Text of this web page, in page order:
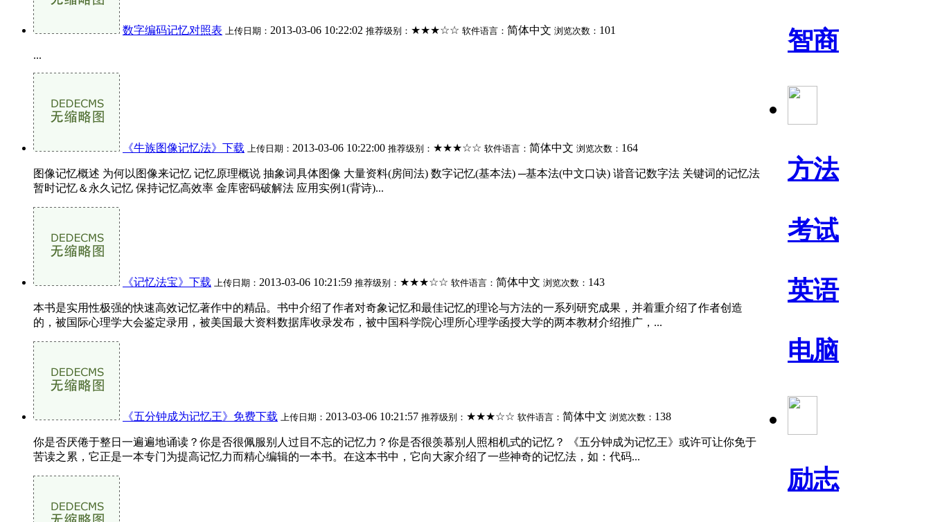
智商
方法
考试
英语
电脑
励志
数字编码记忆对照表 上传日期： 2013-03-06 10:22:02 推荐级别： ★★★☆☆ 软件语言： 简体中文 浏览次数： 101
...
《牛族图像记忆法》下载 上传日期： 2013-03-06 10:22:00 推荐级别： ★★★☆☆ 软件语言： 简体中文 浏览次数： 164
图像记忆概述 为何以图像来记忆 记忆原理概说 抽象词具体图像 大量资料(房间法) 数字记忆(基本法) ─基本法(中文口诀) 谐音记数字法 关键词的记忆法
暂时记忆＆永久记忆 保持记忆高效率 金库密码破解法 应用实例1(背诗)...
《记忆法宝》下载 上传日期： 2013-03-06 10:21:59 推荐级别： ★★★☆☆ 软件语言： 简体中文 浏览次数： 143
本书是实用性极强的快速高效记忆著作中的精品。书中介绍了作者对奇象记忆和最佳记忆的理论与方法的一系列研究成果，并着重介绍了作者创造
的，被国际心理学大会鉴定录用，被美国最大资料数据库收录发布，被中国科学院心理所心理学函授大学的两本教材介绍推广，...
《五分钟成为记忆王》免费下载 上传日期： 2013-03-06 10:21:57 推荐级别： ★★★☆☆ 软件语言： 简体中文 浏览次数： 138
你是否厌倦于整日一遍遍地诵读？你是否很佩服别人过目不忘的记忆力？你是否很羡慕别人照相机式的记忆？ 《五分钟成为记忆王》或许可让你免于
苦读之累，它正是一本专门为提高记忆力而精心编辑的一本书。在这本书中，它向大家介绍了一些神奇的记忆法，如：代码...